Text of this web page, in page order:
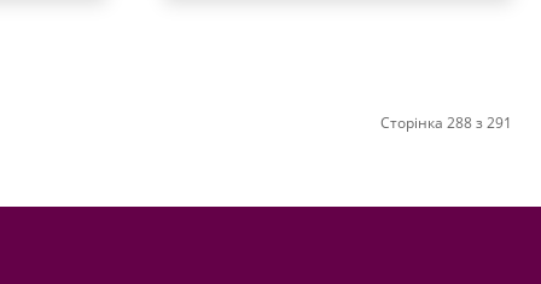
Сторінка 288 з 291